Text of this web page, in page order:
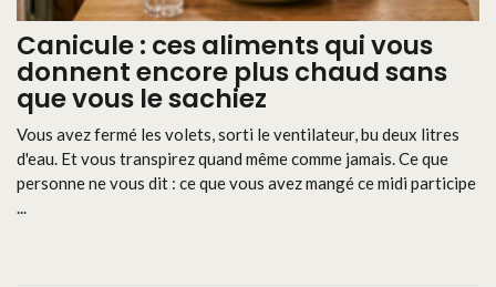
Canicule : ces aliments qui vous
donnent encore plus chaud sans
que vous le sachiez
Vous avez fermé les volets, sorti le ventilateur, bu deux litres
d'eau. Et vous transpirez quand même comme jamais. Ce que
personne ne vous dit : ce que vous avez mangé ce midi participe
...